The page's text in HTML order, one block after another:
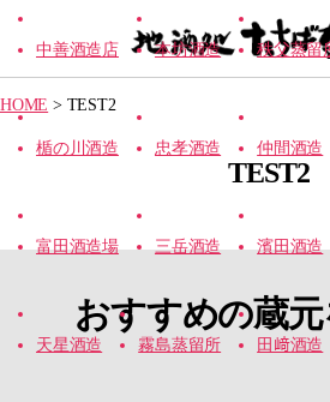
ち
ば
HOME > TEST2
TEST2
おすすめの蔵
中善酒造店 本坊酒造 秩父蒸留
楯の川酒造 忠孝酒造 仲間酒造
富田酒造場 三岳酒造 濱田酒造
天星酒造 霧島蒸留所 田﨑酒造